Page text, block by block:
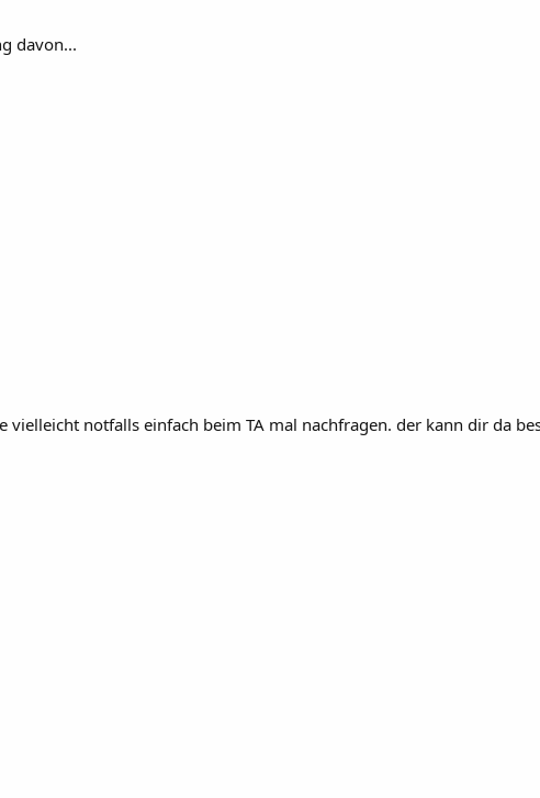
davon...
vielleicht notfalls einfach beim TA mal nachfragen. der kann dir da